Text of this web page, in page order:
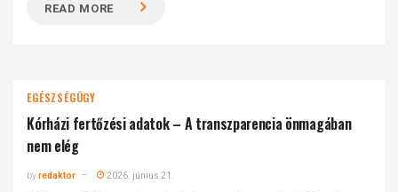
READ MORE
EGÉSZSÉGÜGY
Kórházi fertőzési adatok – A transzparencia önmagában
nem elég
byredaktor 2026. június 21.